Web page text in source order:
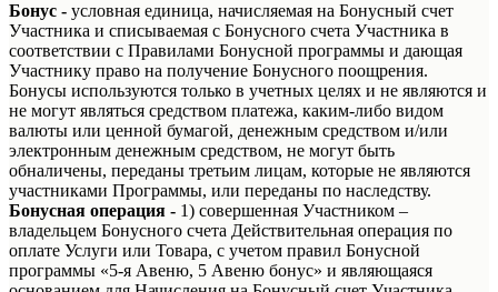
Бонус - условная единица, начисляемая на Бонусный счет
Участника и списываемая с Бонусного счета Участника в
соответствии с Правилами Бонусной программы и дающая
Участнику право на получение Бонусного поощрения.
Бонусы используются только в учетных целях и не являются и
не могут являться средством платежа, каким-либо видом
валюты или ценной бумагой, денежным средством и/или
электронным денежным средством, не могут быть
обналичены, переданы третьим лицам, которые не являются
участниками Программы, или переданы по наследству.
Бонусная операция - 1) совершенная Участником –
владельцем Бонусного счета Действительная операция по
оплате Услуги или Товара, с учетом правил Бонусной
программы «5-я Авеню, 5 Авеню бонус» и являющаяся